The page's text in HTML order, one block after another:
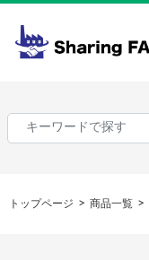
トップページ 商品一覧